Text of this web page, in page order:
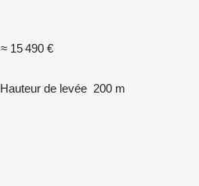
≈ 15 490 €
Hauteur de levée 200 m